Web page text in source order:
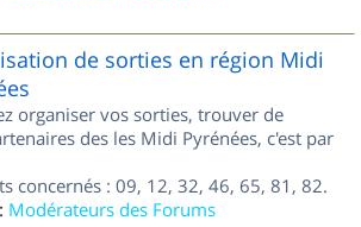
de sorties en région Midi
organiser vos sorties, trouver de
des les Midi Pyrénées, c'est par
concernés : 09, 12, 32, 46, 65, 81, 82.
Modérateurs des Forums